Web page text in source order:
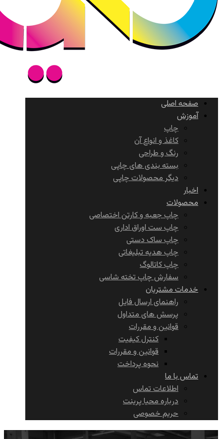
صفحه اصلی
آموزش
چاپ
کاغذ و انواع آن
رنگ و طراحی
بسته بندی های چاپی
دیگر محصولات چاپی
اخبار
محصولات
چاپ جعبه و کارتن اختصاصی
چاپ ست اوراق اداری
چاپ ساک دستی
چاپ هدیه تبلیغاتی
چاپ کاتالوگ
سفارش چاپ تخته شاسی
خدمات مشتریان
راهنمای ارسال فایل
پرسش های متداول
قوانین و مقررات
کنترل کیفیت
قوانین و مقررات
نحوه پرداخت
تماس با ما
اطلاعات تماس
درباره محیا پرینت
حریم خصوصی